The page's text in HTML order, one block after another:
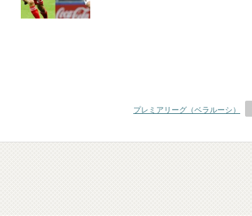
プレミアリーグ（ベラルーシ）